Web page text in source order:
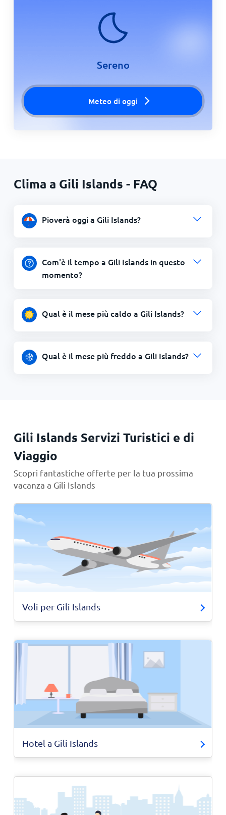
Sereno
Meteo di oggi
Clima a Gili Islands - FAQ
Pioverà oggi a Gili Islands?
Com'è il tempo a Gili Islands in questo
momento?
Qual è il mese più caldo a Gili Islands?
Qual è il mese più freddo a Gili Islands?
Gili Islands Servizi Turistici e di
Viaggio
Scopri fantastiche offerte per la tua prossima
vacanza a Gili Islands
Voli per Gili Islands
Hotel a Gili Islands